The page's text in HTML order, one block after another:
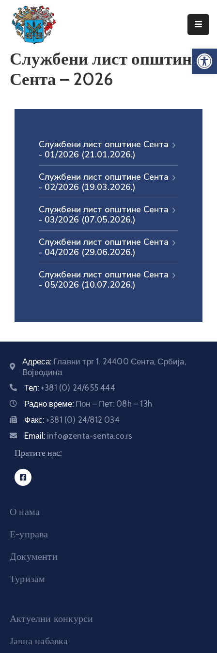
Упознајте
Сенту
Локална
самоуправа
Документи
Информатор
Службени лист општине
Сента – 2026
Службени лист општине Сента
- 01/2026 (21.01.2026.)
Службени лист општине Сента
- 02/2026 (19.03.2026.)
Службени лист општине Сента
- 03/2026 (07.05.2026.)
Службени лист општине Сента
- 04/2026 (29.06.2026.)
Службени лист општине Сента
- 05/2026 (10.07.2026.)
Адреса: Главни трг 1. 24400 Сента, Србија,
Војводина
Тел: +381 (0) 24/655 444
Радно време: Пон – Пет: 08h – 13h
Факс: +381 (0) 24/812 034
Email: info@zenta-senta.co.rs
Пратите нас:
О нама
Е-управа
Документи
Туризам
Актуелни конкурси
Јавна набавка